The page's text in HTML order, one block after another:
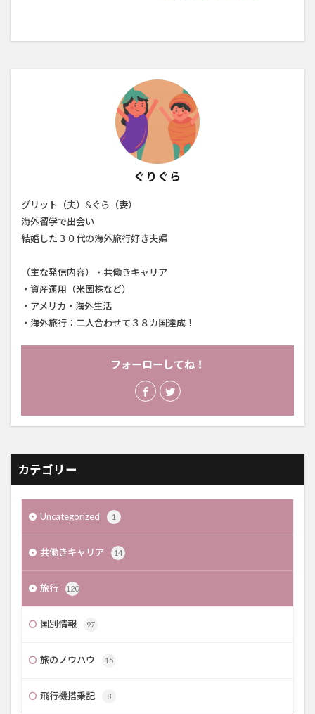
ぐりぐら
グリット（夫）&ぐら（妻）
海外留学で出会い
結婚した３０代の海外旅行好き夫婦
（主な発信内容）・共働きキャリア
・資産運用（米国株など）
・アメリカ・海外生活
・海外旅行：二人合わせて３８カ国達成！
フォーローしてね！
カテゴリー
Uncategorized 1
共働きキャリア 14
旅行 120
国別情報 97
旅のノウハウ 15
飛行機搭乗記 8